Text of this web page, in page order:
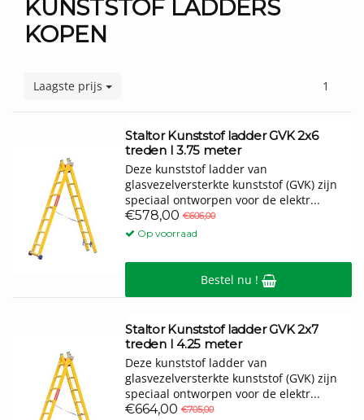
KUNSTSTOF LADDERS
KOPEN
Laagste prijs 1
Staltor Kunststof ladder GVK 2x6
treden I 3.75 meter
Deze kunststof ladder van
glasvezelversterkte kunststof (GVK) zijn
speciaal ontworpen voor de elektr...
€578,00 €606,00
Op voorraad
Bestel nu !
Staltor Kunststof ladder GVK 2x7
treden I 4.25 meter
Deze kunststof ladder van
glasvezelversterkte kunststof (GVK) zijn
speciaal ontworpen voor de elektr...
€664,00 €705,00